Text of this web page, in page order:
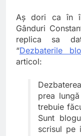
Aş dori ca în
Gânduri
replica sa
“Dezbaterile
articol:
prea
trebuie
Sunt
scrisul pe